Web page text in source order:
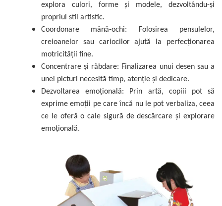
explora culori, forme și modele, dezvoltându-și
propriul stil artistic.
Coordonare mână-ochi: Folosirea pensulelor,
creioanelor sau cariocilor ajută la perfecționarea
motricității fine.
Concentrare și răbdare: Finalizarea unui desen sau a
unei picturi necesită timp, atenție și dedicare.
Dezvoltarea emoțională: Prin artă, copiii pot să
exprime emoții pe care încă nu le pot verbaliza, ceea
ce le oferă o cale sigură de descărcare și explorare
emoțională.